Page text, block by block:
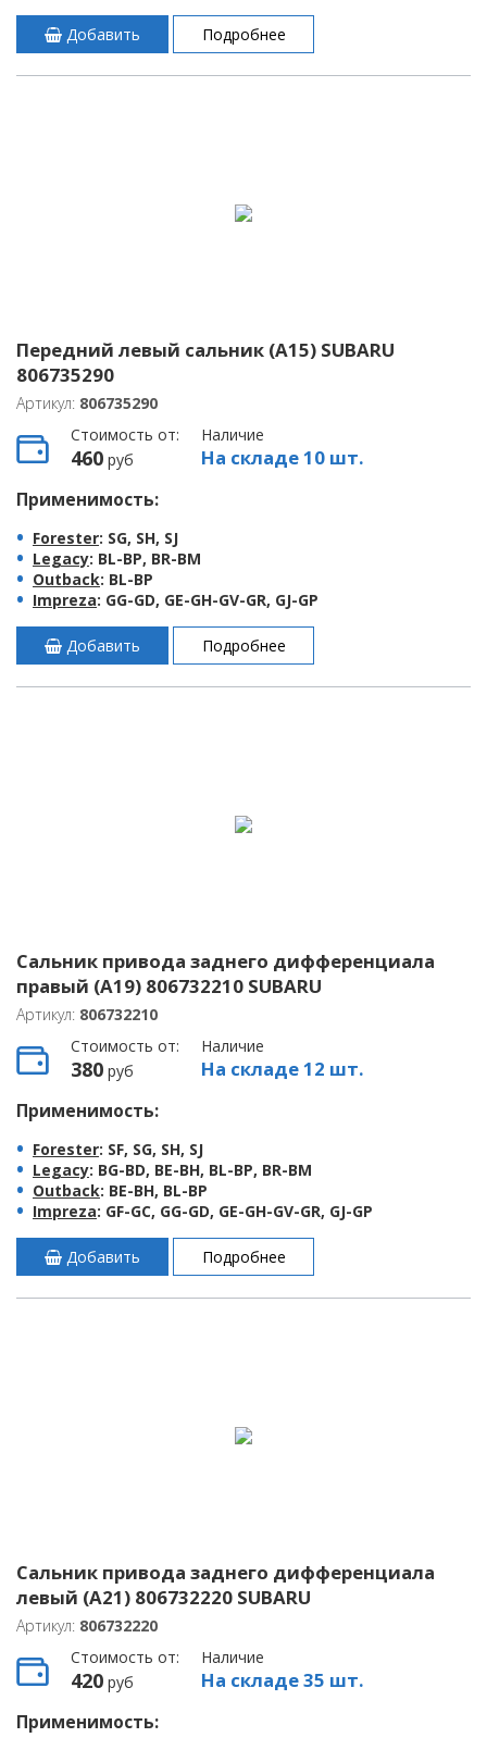
Добавить Подробнее
Передний левый сальник (A15) SUBARU
806735290
Артикул: 806735290
Стоимость от:
460 руб
Наличие
На складе 10 шт.
Применимость:
Forester: SG, SH, SJ
Legacy: BL-BP, BR-BM
Outback: BL-BP
Impreza: GG-GD, GE-GH-GV-GR, GJ-GP
Добавить Подробнее
Сальник привода заднего дифференциала
правый (A19) 806732210 SUBARU
Артикул: 806732210
Стоимость от:
380 руб
Наличие
На складе 12 шт.
Применимость:
Forester: SF, SG, SH, SJ
Legacy: BG-BD, BE-BH, BL-BP, BR-BM
Outback: BE-BH, BL-BP
Impreza: GF-GC, GG-GD, GE-GH-GV-GR, GJ-GP
Добавить Подробнее
Сальник привода заднего дифференциала
левый (A21) 806732220 SUBARU
Артикул: 806732220
Стоимость от:
420 руб
Наличие
На складе 35 шт.
Применимость: